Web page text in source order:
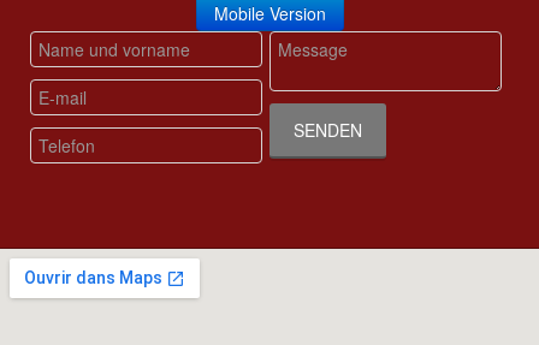
Mobile Version
SENDEN